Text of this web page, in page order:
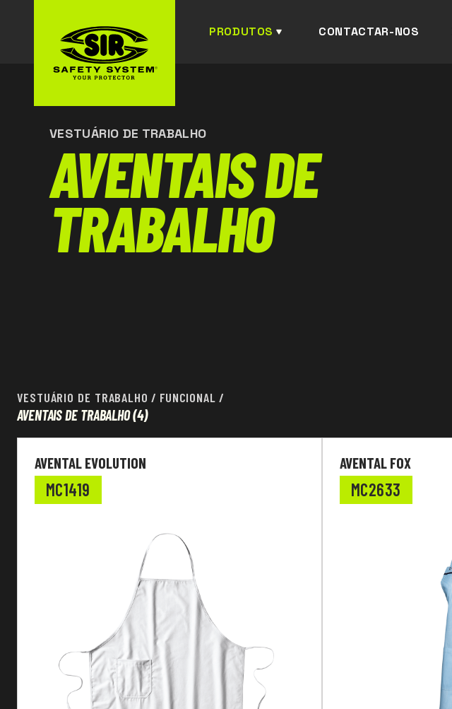
PRODUTOS CONTACTAR-NOS
VESTUÁRIO DE TRABALHO
AVENTAIS DE
TRABALHO
VESTUÁRIO DE TRABALHO / FUNCIONAL /
AVENTAIS DE TRABALHO(4)
Vestuário de trabalho
EN Standard
Características especiais
Personalizável
Vestibilidade
AVENTAL EVOLUTION
MC1419
AVENTAL FOX
MC2633